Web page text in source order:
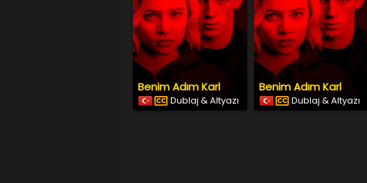
Benim Adım Karl
Dublaj & Altyazı
Benim Adım Karl
Dublaj & Altyazı